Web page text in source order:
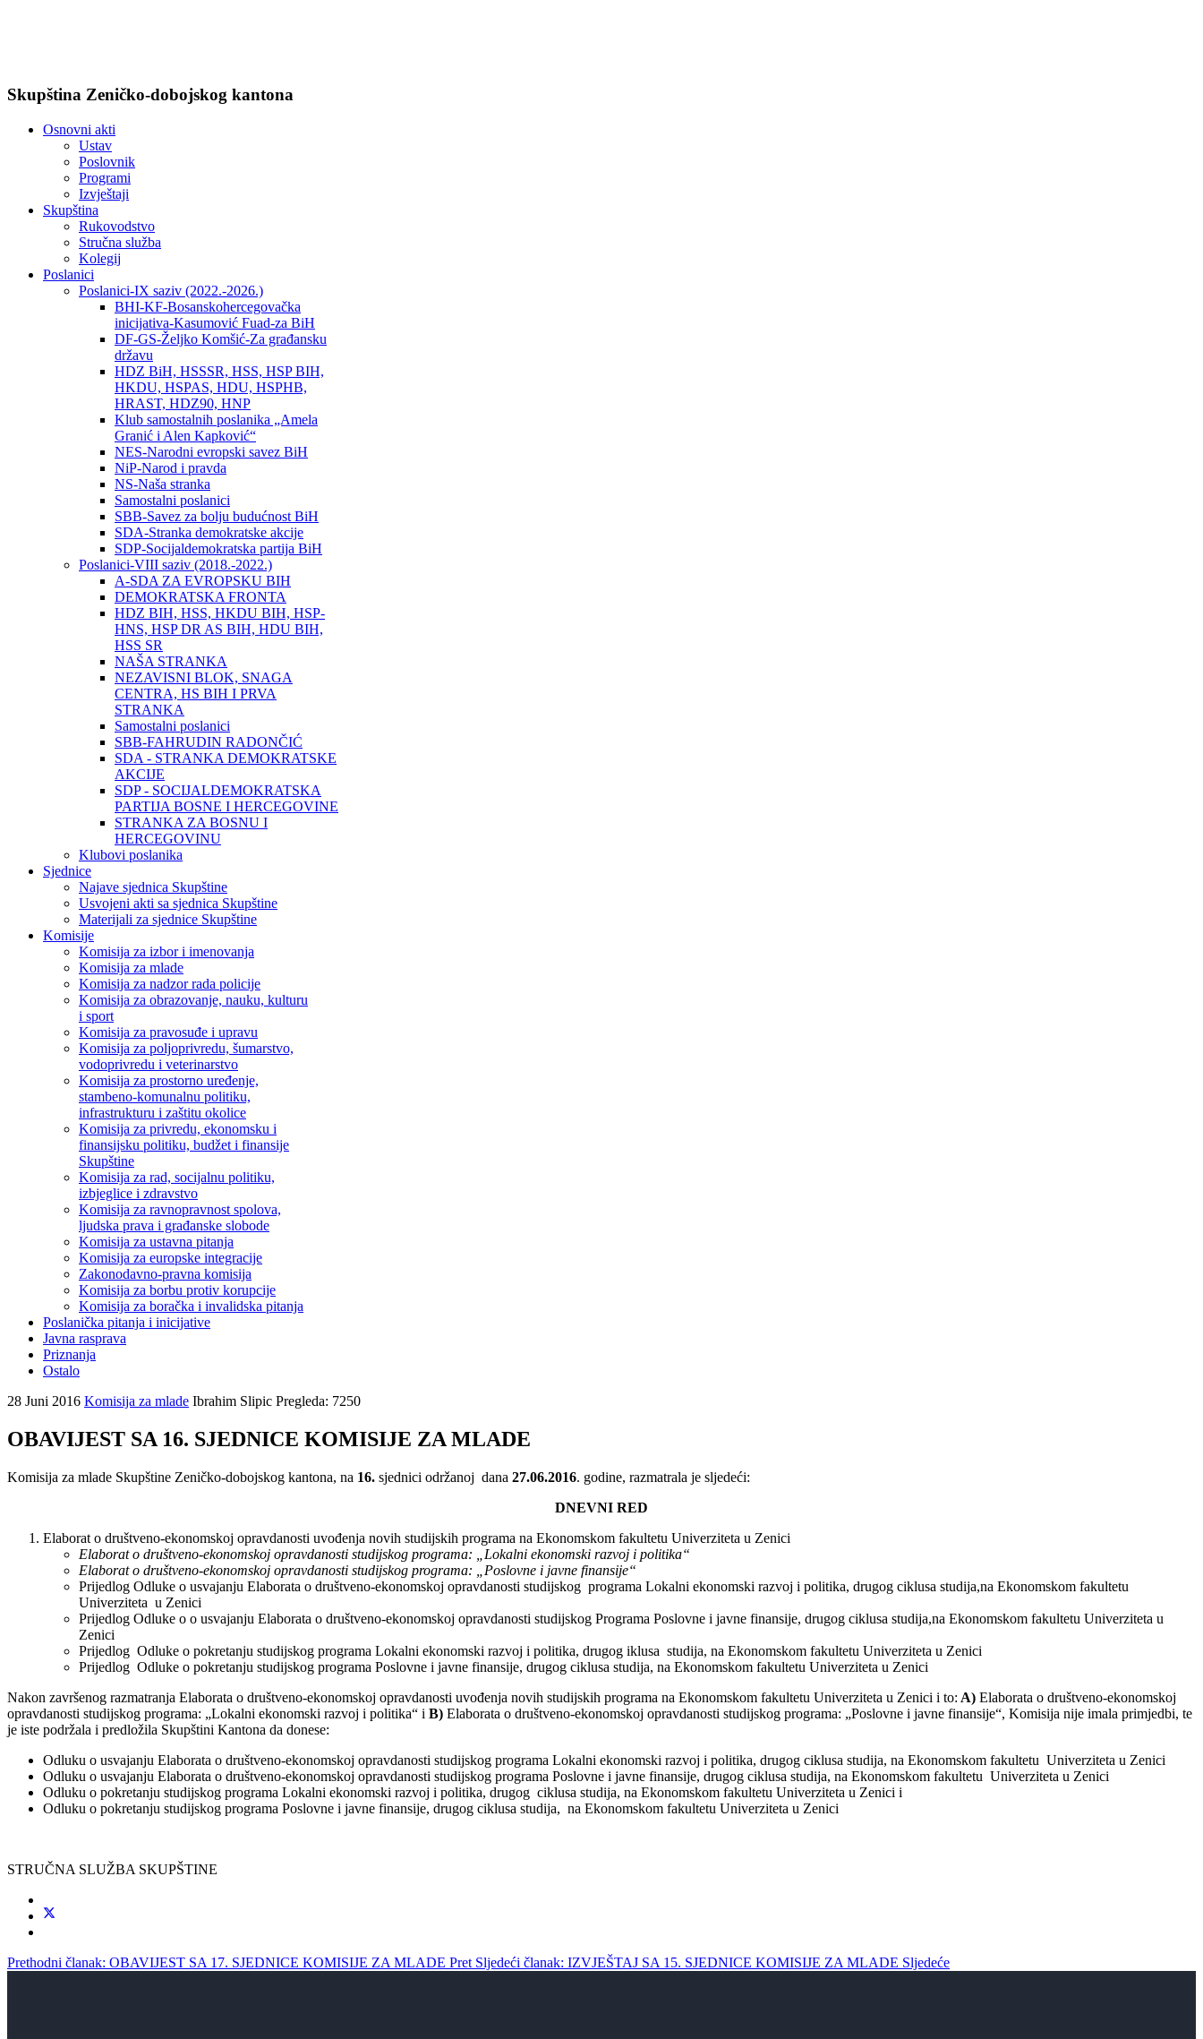
Skupština Zeničko-dobojskog kantona
Osnovni akti
Ustav
Poslovnik
Programi
Izvještaji
Skupština
Rukovodstvo
Stručna služba
Kolegij
Poslanici
Poslanici-IX saziv (2022.-2026.)
BHI-KF-Bosanskohercegovačka
inicijativa-Kasumović Fuad-za BiH
DF-GS-Željko Komšić-Za građansku
državu
HDZ BiH, HSSSR, HSS, HSP BIH,
HKDU, HSPAS, HDU, HSPHB,
HRAST, HDZ90, HNP
Klub samostalnih poslanika „Amela
Granić i Alen Kapković“
NES-Narodni evropski savez BiH
NiP-Narod i pravda
NS-Naša stranka
Samostalni poslanici
SBB-Savez za bolju budućnost BiH
SDA-Stranka demokratske akcije
SDP-Socijaldemokratska partija BiH
Poslanici-VIII saziv (2018.-2022.)
A-SDA ZA EVROPSKU BIH
DEMOKRATSKA FRONTA
HDZ BIH, HSS, HKDU BIH, HSP-
HNS, HSP DR AS BIH, HDU BIH,
HSS SR
NAŠA STRANKA
NEZAVISNI BLOK, SNAGA
CENTRA, HS BIH I PRVA
STRANKA
Samostalni poslanici
SBB-FAHRUDIN RADONČIĆ
SDA - STRANKA DEMOKRATSKE
AKCIJE
SDP - SOCIJALDEMOKRATSKA
PARTIJA BOSNE I HERCEGOVINE
STRANKA ZA BOSNU I
HERCEGOVINU
Klubovi poslanika
Sjednice
Najave sjednica Skupštine
Usvojeni akti sa sjednica Skupštine
Materijali za sjednice Skupštine
Komisije
Komisija za izbor i imenovanja
Komisija za mlade
Komisija za nadzor rada policije
Komisija za obrazovanje, nauku, kulturu
i sport
Komisija za pravosuđe i upravu
Komisija za poljoprivredu, šumarstvo,
vodoprivredu i veterinarstvo
Komisija za prostorno uređenje,
stambeno-komunalnu politiku,
infrastrukturu i zaštitu okolice
Komisija za privredu, ekonomsku i
finansijsku politiku, budžet i finansije
Skupštine
Komisija za rad, socijalnu politiku,
izbjeglice i zdravstvo
Komisija za ravnopravnost spolova,
ljudska prava i građanske slobode
Komisija za ustavna pitanja
Komisija za europske integracije
Zakonodavno-pravna komisija
Komisija za borbu protiv korupcije
Komisija za boračka i invalidska pitanja
Poslanička pitanja i inicijative
Javna rasprava
Priznanja
Ostalo
28 Juni 2016 Komisija za mlade Ibrahim Slipic Pregleda: 7250
OBAVIJEST SA 16. SJEDNICE KOMISIJE ZA MLADE
Komisija za mlade Skupštine Zeničko-dobojskog kantona, na 16. sjednici održanoj dana 27.06.2016. godine, razmatrala je sljedeći:
DNEVNI RED
Elaborat o društveno-ekonomskoj opravdanosti uvođenja novih studijskih programa na Ekonomskom fakultetu Univerziteta u Zenici
Elaborat o društveno-ekonomskoj opravdanosti studijskog programa: „Lokalni ekonomski razvoj i politika“
Elaborat o društveno-ekonomskoj opravdanosti studijskog programa: „ Poslovne i javne finansije“
Prijedlog Odluke o usvajanju Elaborata o društveno-ekonomskoj opravdanosti studijskog programa Lokalni ekonomski razvoj i politika, drugog ciklusa studija,na Ekonomskom fakultetu
Univerziteta u Zenici
Prijedlog Odluke o o usvajanju Elaborata o društveno-ekonomskoj opravdanosti studijskog Programa Poslovne i javne finansije, drugog ciklusa studija,na Ekonomskom fakultetu Univerziteta u
Zenici
Prijedlog Odluke o pokretanju studijskog programa Lokalni ekonomski razvoj i politika, drugog iklusa studija, na Ekonomskom fakultetu Univerziteta u Zenici
Prijedlog Odluke o pokretanju studijskog programa Poslovne i javne finansije, drugog ciklusa studija, na Ekonomskom fakultetu Univerziteta u Zenici
Nakon završenog razmatranja Elaborata o društveno-ekonomskoj opravdanosti uvođenja novih studijskih programa na Ekonomskom fakultetu Univerziteta u Zenici i to: A) Elaborata o društveno-ekonomskoj
opravdanosti studijskog programa: „Lokalni ekonomski razvoj i politika“ i B) Elaborata o društveno-ekonomskoj opravdanosti studijskog programa: „Poslovne i javne finansije“, Komisija nije imala primjedbi, te
je iste podržala i predložila Skupštini Kantona da donese:
Odluku o usvajanju Elaborata o društveno-ekonomskoj opravdanosti studijskog programa Lokalni ekonomski razvoj i politika, drugog ciklusa studija, na Ekonomskom fakultetu Univerziteta u Zenici
Odluku o usvajanju Elaborata o društveno-ekonomskoj opravdanosti studijskog programa Poslovne i javne finansije, drugog ciklusa studija, na Ekonomskom fakultetu Univerziteta u Zenici
Odluku o pokretanju studijskog programa Lokalni ekonomski razvoj i politika, drugog ciklusa studija, na Ekonomskom fakultetu Univerziteta u Zenici i
Odluku o pokretanju studijskog programa Poslovne i javne finansije, drugog ciklusa studija, na Ekonomskom fakultetu Univerziteta u Zenici
STRUČNA SLUŽBA SKUPŠTINE
Prethodni članak: OBAVIJEST SA 17. SJEDNICE KOMISIJE ZA MLADE Pret Sljedeći članak: IZVJEŠTAJ SA 15. SJEDNICE KOMISIJE ZA MLADE Sljedeće